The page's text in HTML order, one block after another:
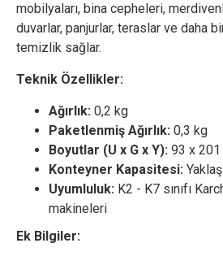
mobilyaları, bina cepheleri,
duvarlar, panjurlar, teraslar ve daha
temizlik sağlar.
Teknik Özellikler:
Ağırlık: 0,2 kg
Paketlenmiş Ağırlık: 0,3 kg
Boyutlar (U x G x Y): 93 x
Konteyner Kapasitesi:
Uyumluluk: K2 - K7 sınıfı
makineleri
Ek Bilgiler: